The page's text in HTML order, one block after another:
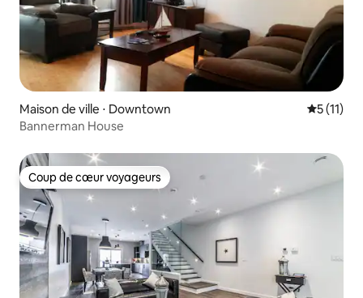
Maison de ville ⋅ Downtown
5 (11)
Bannerman House
Coup de cœur voyageurs
Coup de cœur voyageurs